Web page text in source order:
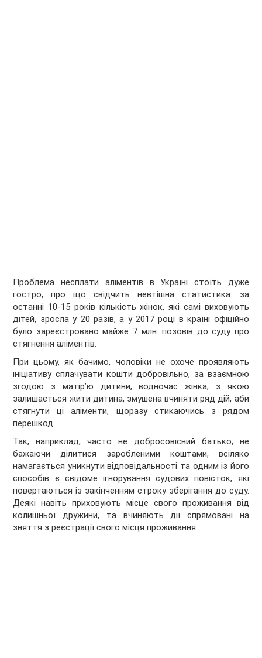
Проблема несплати аліментів в Україні стоїть дуже
гостро, про що свідчить невтішна статистика: за
останні 10-15 років кількість жінок, які самі виховують
дітей, зросла у 20 разів, а у 2017 році в країні офіційно
було зареєстровано майже 7 млн. позовів до суду про
стягнення аліментів.
При цьому, як бачимо, чоловіки не охоче проявляють
ініціативу сплачувати кошти добровільно, за взаємною
згодою з матір’ю дитини, водночас жінка, з якою
залишається жити дитина, змушена вчиняти ряд дій, аби
стягнути ці аліменти, щоразу стикаючись з рядом
перешкод.
Так, наприклад, часто не добросовісний батько, не
бажаючи ділитися заробленими коштами, всіляко
намагається уникнути відповідальності та одним із його
способів є свідоме ігнорування судових повісток, які
повертаються із закінченням строку зберігання до суду.
Деякі навіть приховують місце свого проживання від
колишньої дружини, та вчиняють дії спрямовані на
зняття з реєстрації свого місця проживання.